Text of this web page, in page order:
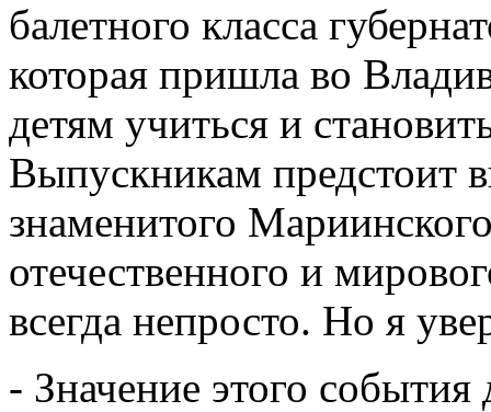
балетного класса
которая пришла во
детям учиться и
Выпускникам предстоит
знаменитого
отечественного и
всегда непросто. Но я
- Значение этого